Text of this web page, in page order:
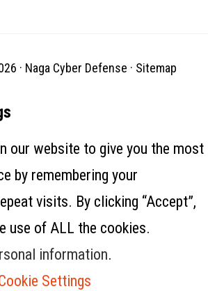
· Naga Cyber Defense · Sitemap
our website to give you the most
by remembering your
visits. By clicking “Accept”,
use of ALL the cookies.
information.
Settings